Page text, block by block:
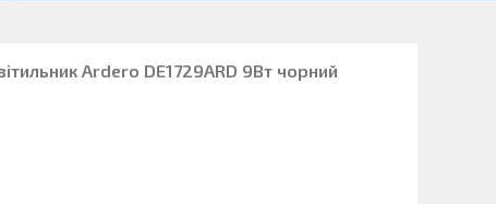
Ardero DE1729ARD 9Вт чорний